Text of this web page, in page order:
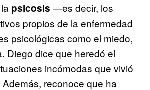
psicosis —es decir, los
propios de la enfermedad
psicológicas como el miedo,
Diego dice que heredó el
incómodas que vivió
reconoce que ha